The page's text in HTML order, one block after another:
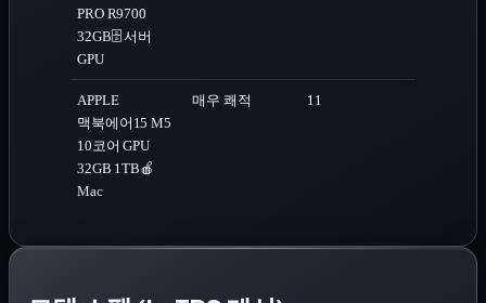
PRO R9700
32GB🗄️ 서버
GPU
APPLE
맥북에어15 M5
10코어 GPU
32GB 1TB🍎
Mac
매우 쾌적 11